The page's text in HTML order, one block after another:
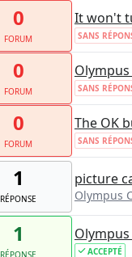
0
FORUM
It won't
SANS
0
FORUM SANS
0
FORUM
The OK
SANS
1
RÉPONSE
picture
Olympus
1
RÉPONSE ACCEPTÉ